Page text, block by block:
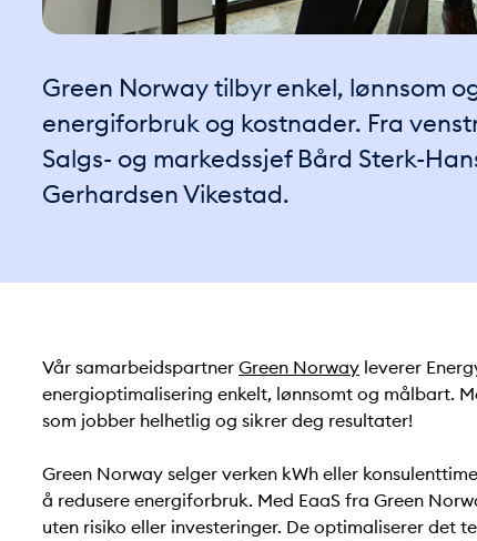
Green Norway tilbyr enkel, lønnsom
energiforbruk og kostnader. Fra
Salgs- og markedssjef Bård Sterk-
Gerhardsen Vikestad.
Vår samarbeidspartner Green Norway leverer
energioptimalisering enkelt, lønnsomt og målbart.
som jobber helhetlig og sikrer deg resultater!
Green Norway selger verken kWh eller
å redusere energiforbruk. Med EaaS fra Green
uten risiko eller investeringer. De optimaliserer det